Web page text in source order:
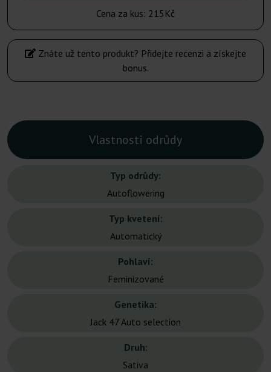
Cena za kus: 215Kč
Znáte už tento produkt? Přidejte recenzi a získejte
bonus.
Vlastnosti odrůdy
Typ odrůdy:
Autoflowering
Typ kvetení:
Automatický
Pohlaví:
Feminizované
Genetika:
Jack 47 Auto selection
Druh:
Sativa